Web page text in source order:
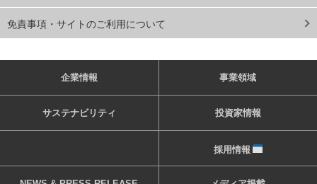
免責事項・サイトのご利用について
企業情報 事業領域
サステナビリティ 投資家情報
採用情報